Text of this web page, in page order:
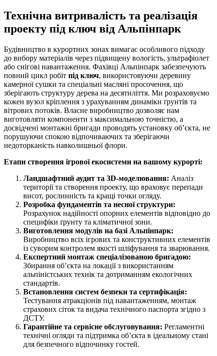
Технічна витривалість та реалізація
проекту під ключ від Альпінпарк
Будівництво в курортних зонах вимагає особливого підходу
до вибору матеріалів через підвищену вологість, ультрафіолет
або снігові навантаження. Фахівці Альпінпарк забезпечують
повний цикл робіт під ключ, використовуючи деревину
камерної сушки та спеціальні масляні просочення, що
зберігають структуру дерева на десятиліття. Ми розраховуємо
кожен вузол кріплення з урахуванням динаміки ґрунтів та
вітрових потоків. Власне виробництво дозволяє нам
виготовляти компоненти з максимальною точністю, а
досвідчені монтажні бригади проводять установку об’єкта, не
порушуючи спокою відпочиваючих та зберігаючи
недоторканість навколишньої флори.
Етапи створення ігрової екосистеми на вашому курорті:
Ландшафтний аудит та 3D-моделювання: Аналіз
території та створення проекту, що враховує перепади
висот, рослинність та кращі точки огляду.
Розробка фундаментів та несної структури:
Розрахунок надійності опорних елементів відповідно до
специфіки ґрунту та кліматичної зони.
Виготовлення модулів на базі Альпінпарк:
Виробництво всіх ігрових та конструктивних елементів
із суворим контролем якості шліфування та зварювання.
Експертний монтаж спеціалізованою бригадою:
Збирання об’єкта на локації з використанням
альпіністських технік та дотриманням екологічних
стандартів.
Встановлення систем безпеки та сертифікація:
Тестування атракціонів під навантаженням, монтаж
страхових сіток та видача технічного паспорта згідно з
ДСТУ.
Гарантійне та сервісне обслуговування: Регламентні
технічні огляди та підтримка об’єкта в ідеальному стані
для безпечного відпочинку гостей.